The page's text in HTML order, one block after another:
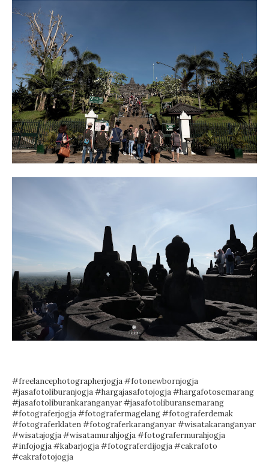
#freelancephotographerjogja#fotonewbornjogja
#jasafotoliburanjogja#hargajasafotojogja#hargafotosemarang
#jasafotoliburankaranganyar#jasafotoliburansemarang
#fotograferjogja#fotografermagelang#fotograferdemak
#fotograferklaten#fotograferkaranganyar#wisatakaranganyar
#wisatajogja#wisatamurahjogja#fotografermurahjogja
#infojogja#kabarjogja#fotograferdijogja#cakrafoto
#cakrafotojogja